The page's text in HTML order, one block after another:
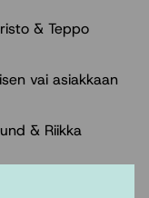
& Teppo
vai asiakkaan
& Riikka